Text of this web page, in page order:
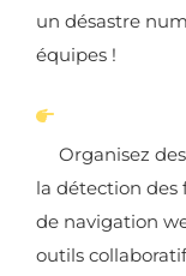
un désastre
équipes !
Organisez
la détection des
de navigation
outils